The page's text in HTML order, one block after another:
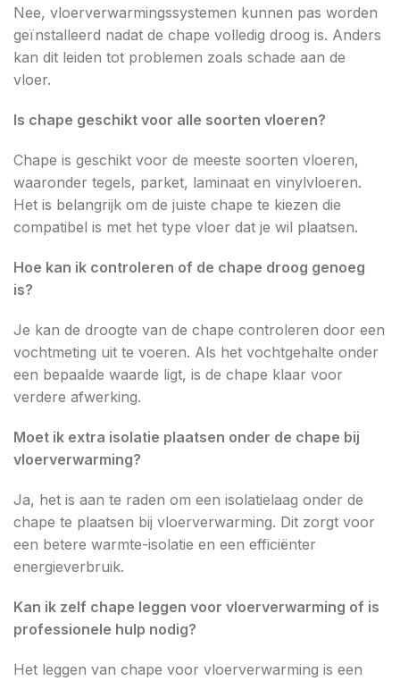
Nee, vloerverwarmingssystemen kunnen pas worden
geïnstalleerd nadat de chape volledig droog is. Anders
kan dit leiden tot problemen zoals schade aan de
vloer.
Is chape geschikt voor alle soorten vloeren?
Chape is geschikt voor de meeste soorten vloeren,
waaronder tegels, parket, laminaat en vinylvloeren.
Het is belangrijk om de juiste chape te kiezen die
compatibel is met het type vloer dat je wil plaatsen.
Hoe kan ik controleren of de chape droog genoeg
is?
Je kan de droogte van de chape controleren door een
vochtmeting uit te voeren. Als het vochtgehalte onder
een bepaalde waarde ligt, is de chape klaar voor
verdere afwerking.
Moet ik extra isolatie plaatsen onder de chape bij
vloerverwarming?
Ja, het is aan te raden om een isolatielaag onder de
chape te plaatsen bij vloerverwarming. Dit zorgt voor
een betere warmte-isolatie en een efficiënter
energieverbruik.
Kan ik zelf chape leggen voor vloerverwarming of is
professionele hulp nodig?
Het leggen van chape voor vloerverwarming is een